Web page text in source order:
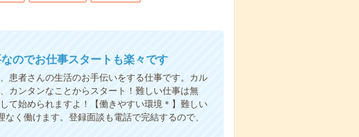
のでお仕事スタートも楽々です
患者さんの生活のお手伝いをする仕事です。カル
カンタンなことからスタート！難しい仕事は無
て始められますよ！【働きやすい環境＊】難しい
く働けます。登録面談も電話で完結するので、